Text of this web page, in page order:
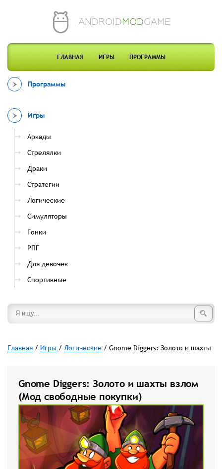
ANDROIDMODGAME
ГЛАВНАЯ ИГРЫ ПРОГРАММЫ
Программы
Игры
Аркады
Стрелялки
Драки
Стратегии
Логические
Симуляторы
Гонки
РПГ
Для девочек
Спортивные
Главная / Игры / Логические / Gnome Diggers: Золото и шахты
Gnome Diggers: Золото и шахты взлом
(Мод свободные покупки)